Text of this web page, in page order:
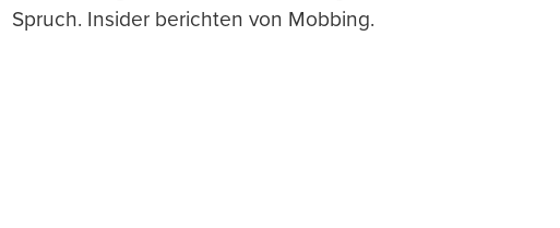
Spruch. Insider berichten von Mobbing.